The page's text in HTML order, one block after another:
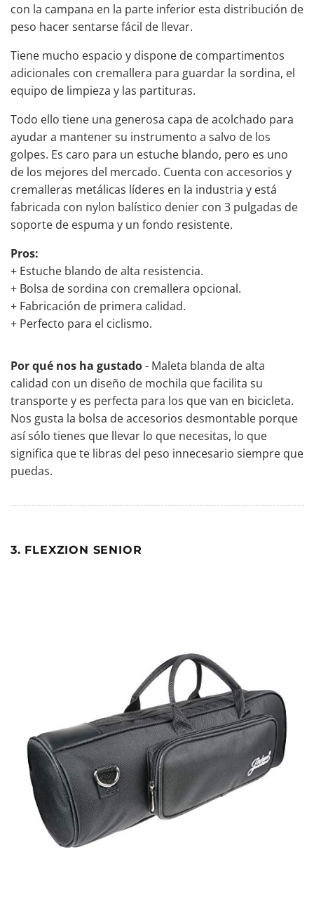
con la campana en la parte inferior esta distribución de
peso hacer sentarse fácil de llevar.
Tiene mucho espacio y dispone de compartimentos
adicionales con cremallera para guardar la sordina, el
equipo de limpieza y las partituras.
Todo ello tiene una generosa capa de acolchado para
ayudar a mantener su instrumento a salvo de los
golpes. Es caro para un estuche blando, pero es uno
de los mejores del mercado. Cuenta con accesorios y
cremalleras metálicas líderes en la industria y está
fabricada con nylon balístico denier con 3 pulgadas de
soporte de espuma y un fondo resistente.
Pros:
+ Estuche blando de alta resistencia.
+ Bolsa de sordina con cremallera opcional.
+ Fabricación de primera calidad.
+ Perfecto para el ciclismo.
Por qué nos ha gustado- Maleta blanda de alta
calidad con un diseño de mochila que facilita su
transporte y es perfecta para los que van en bicicleta.
Nos gusta la bolsa de accesorios desmontable porque
así sólo tienes que llevar lo que necesitas, lo que
significa que te libras del peso innecesario siempre que
puedas.
3. FLEXZION SENIOR